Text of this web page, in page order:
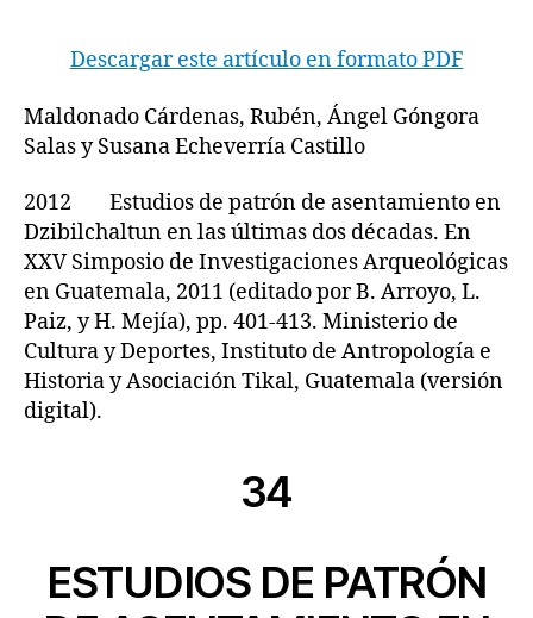
Descargar este artículo en formato PDF
Maldonado Cárdenas, Rubén, Ángel Góngora
Salas y Susana Echeverría Castillo
2012 Estudios de patrón de asentamiento en
Dzibilchaltun en las últimas dos décadas. En
XXV Simposio de Investigaciones Arqueológicas
en Guatemala, 2011 (editado por B. Arroyo, L.
Paiz, y H. Mejía), pp. 401-413. Ministerio de
Cultura y Deportes, Instituto de Antropología e
Historia y Asociación Tikal, Guatemala (versión
digital).
34
ESTUDIOS DE PATRÓN